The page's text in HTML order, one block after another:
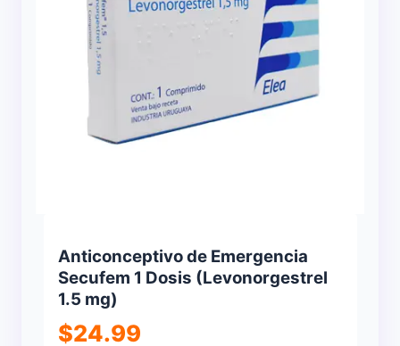
Anticonceptivo de Emergencia
Secufem 1 Dosis (Levonorgestrel
1.5 mg)
$24.99